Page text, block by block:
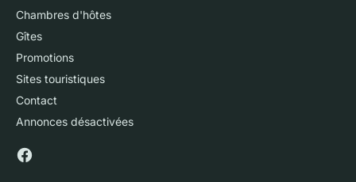
Chambres d'hôtes
Gîtes
Promotions
Sites touristiques
Contact
Annonces désactivées